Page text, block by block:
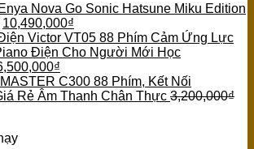
Nova Go Sonic Hatsune Miku Edition
10,490,000₫
Victor VT05 88 Phím Cảm Ứng Lực
Điện Cho Người Mới Học
₫
C300 88 Phím, Kết Nối
Rẻ Âm Thanh Chân Thực 3,200,000₫